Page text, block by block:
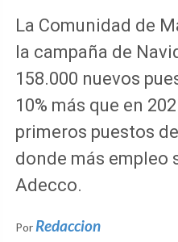
La Comunidad de
la campaña de
158.000 nuevos
10% más que en
primeros puestos
donde más empleo
Adecco.
Por Redaccion